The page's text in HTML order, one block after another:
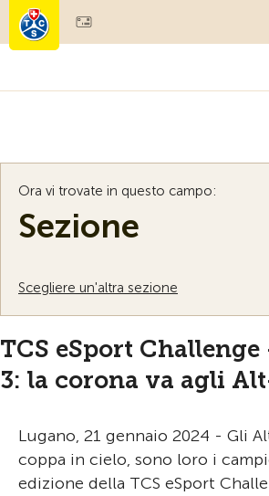
Societariato & prestazioni
Ora vi trovate in questo campo:
Sezione
Scegliere un'altra sezione
TCS eSport
3: la corona va agli
Lugano, 21 gennaio 2024 - Gli
coppa in cielo, sono loro i
edizione della TCS eSport